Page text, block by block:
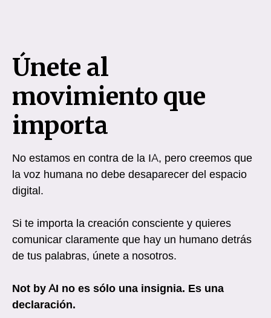
Únete al
movimiento que
importa
No estamos en contra de la IA, pero creemos que
la voz humana no debe desaparecer del espacio
digital.
Si te importa la creación consciente y quieres
comunicar claramente que hay un humano detrás
de tus palabras, únete a nosotros.
Not by AI no es sólo una insignia. Es una
declaración.